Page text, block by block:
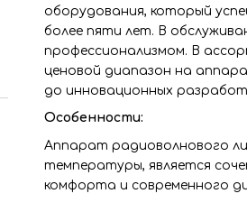
оборудования, который
более пяти лет. В
профессионализмом. В
ценовой диапазон на
до инновационных
Особенности:
Аппарат радиоволнового
температуры, является
комфорта и современного